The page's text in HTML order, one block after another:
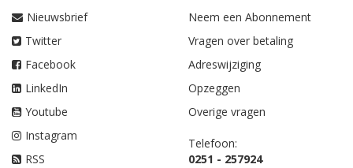
Nieuwsbrief
Twitter
Facebook
LinkedIn
Youtube
Instagram
RSS
Neem een Abonnement
Vragen over betaling
Adreswijziging
Opzeggen
Overige vragen
Telefoon:
0251 - 257924